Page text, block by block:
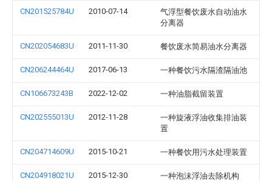
CN201525784U 2010-07-14
气浮型餐饮废水自动油水
分离器
CN202054683U 2011-11-30 餐饮废水简易油水分离器
CN206244464U 2017-06-13 一种餐饮污水隔渣隔油池
CN106673243B 2022-12-02 一种油脂截留装置
CN202555013U 2012-11-28
一种旋液浮油收集排油装
置
CN204714609U 2015-10-21 一种餐饮用污水处理装置
CN204918021U 2015-12-30 一种泡沫浮油去除机构